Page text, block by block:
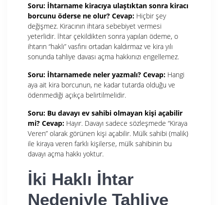
Soru: İhtarname kiracıya ulaştıktan sonra kiracı
borcunu öderse ne olur? Cevap: Hiçbir şey
değişmez. Kiracının ihtara sebebiyet vermesi
yeterlidir. İhtar çekildikten sonra yapılan ödeme, o
ihtarın “haklı” vasfını ortadan kaldırmaz ve kira yılı
sonunda tahliye davası açma hakkınızı engellemez.
Soru: İhtarnamede neler yazmalı? Cevap: Hangi
aya ait kira borcunun, ne kadar tutarda olduğu ve
ödenmediği açıkça belirtilmelidir.
Soru: Bu davayı ev sahibi olmayan kişi açabilir
mi? Cevap: Hayır. Davayı sadece sözleşmede “Kiraya
Veren” olarak görünen kişi açabilir. Mülk sahibi (malik)
ile kiraya veren farklı kişilerse, mülk sahibinin bu
davayı açma hakkı yoktur.
İki Haklı İhtar
Nedeniyle Tahliye